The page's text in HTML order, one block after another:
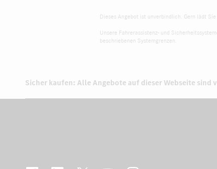
Dieses Angebot ist unverbindlich. Gern lädt
Unsere Fahrerassistenz- und
beschriebenen Systemgrenzen.
Sicher kaufen: Alle Angebote auf dieser Webseite sind